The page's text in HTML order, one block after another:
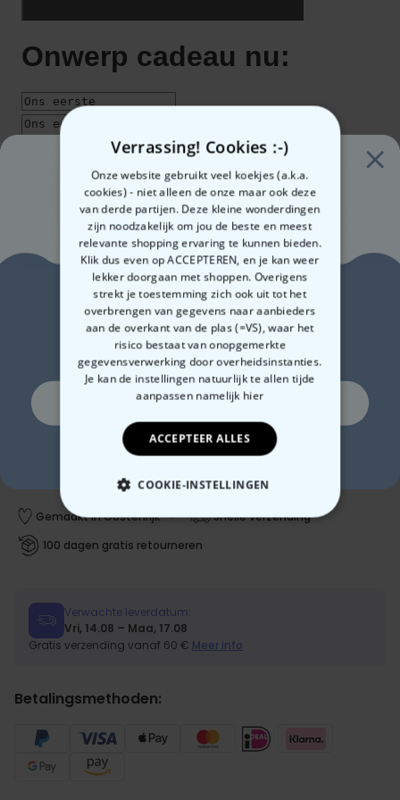
Aantal € 24,99
In winkelwagentje
Gemaakt in Oostenrijk
Snelle verzending
100 dagen gratis retourneren
Verwachte leverdatum:
Vri, 14.08 – Maa, 17.08
Gratis verzending vanaf 60 € Meer info
Betalingsmethoden:
Verrassing! Cookies :-)
Onze website gebruikt veel koekjes (a.k.a.
cookies) - niet alleen de onze maar ook deze
van derde partijen. Deze kleine wonderdingen
zijn noodzakelijk om jou de beste en meest
relevante shopping ervaring te kunnen bieden.
Klik dus even op ACCEPTEREN, en je kan weer
lekker doorgaan met shoppen. Overigens
strekt je toestemming zich ook uit tot het
overbrengen van gegevens naar aanbieders
aan de overkant van de plas (=VS), waar het
risico bestaat van onopgemerkte
gegevensverwerking door overheidsinstanties.
Je kan de instellingen natuurlijk te allen tijde
aanpassen namelijk hier
ACCEPTEER ALLES
COOKIE-INSTELLINGEN
NOODZAKELIJK
MARKETING
Zin in
10% korting?
Ja, graag!
Nee, ik ben geen fan van korting